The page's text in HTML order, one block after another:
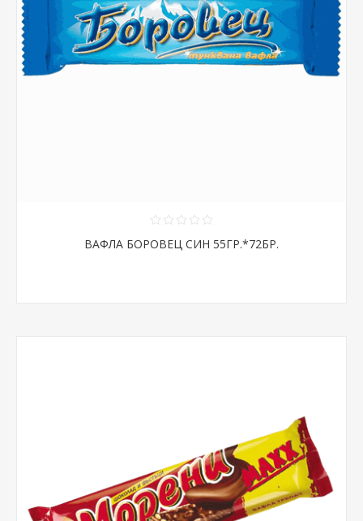
ВАФЛА БОРОВЕЦ СИН 55ГР.*72БР.